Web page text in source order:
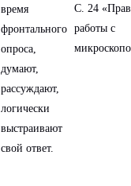
время
фронтального
опроса,
думают,
рассуждают,
логически
выстраивают
свой ответ.
С. 24
работы с